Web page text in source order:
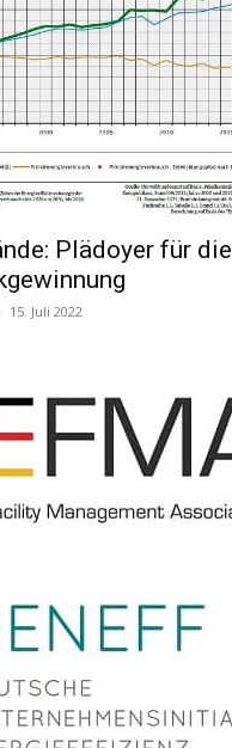
Plädoyer für die
- 15. Juli 2022